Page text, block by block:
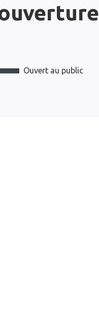
Ouvert au public